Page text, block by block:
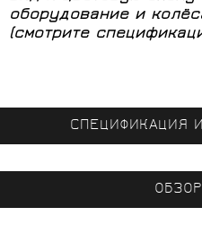
оборудование и
(смотрите
СПЕЦИФИКАЦИЯ